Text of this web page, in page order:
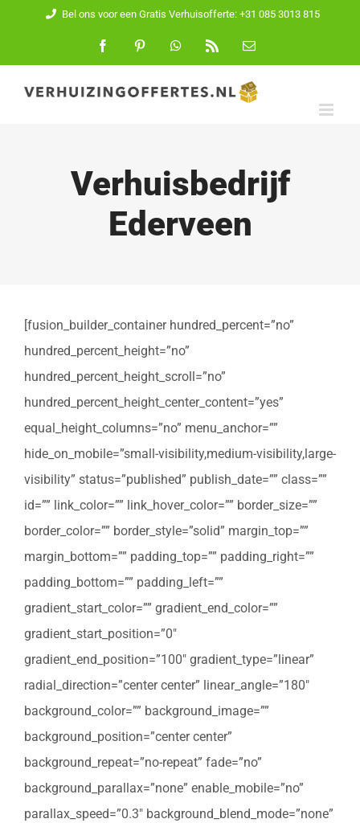
inhoud
Bel ons voor een Gratis Verhuisofferte: +31 085 3013 815
FacebookPinterest WhatsApp
E-
Verhuisbedrijf
Ederveen
[fusion_builder_container hundred_percent=”no”
hundred_percent_height=”no”
hundred_percent_height_scroll=”no”
hundred_percent_height_center_content=”yes”
equal_height_columns=”no” menu_anchor=””
hide_on_mobile=”small-visibility,medium-visibility,large-
visibility” status=”published” publish_date=”” class=””
id=”” link_color=”” link_hover_color=”” border_size=””
border_color=”” border_style=”solid” margin_top=””
margin_bottom=”” padding_top=”” padding_right=””
padding_bottom=”” padding_left=””
gradient_start_color=”” gradient_end_color=””
gradient_start_position=”0″
gradient_end_position=”100″ gradient_type=”linear”
radial_direction=”center center” linear_angle=”180″
background_color=”” background_image=””
background_position=”center center”
background_repeat=”no-repeat” fade=”no”
background_parallax=”none” enable_mobile=”no”
parallax_speed=”0.3″ background_blend_mode=”none”